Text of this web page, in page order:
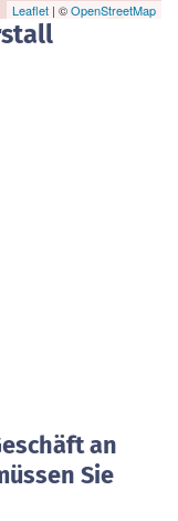
Leaflet | ©OpenStreetMap
an
Sie